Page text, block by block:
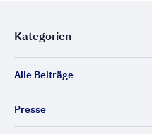
Kategorien
Alle Beiträge
Presse